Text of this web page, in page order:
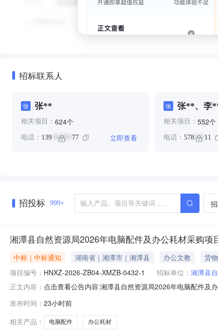
招标联系人
张 张**
相关项目： 624个
电话： 139 ****** 77 立即查看
张 张**、李
相关项目： 552个
电话： 578*** 11
招投标 999+
湘潭县自然资源局2026年电脑配件及办公耗材采购项
中标｜中标通知 湖南省｜湘潭市｜湘潭县 办公文教
货物
项目编号： HNXZ-2026-ZB04-XMZB-0432-1 招标单位： 湘潭县
正文内容： 点击查看公告内容:湘潭县自然资源局2026年电脑配件及
发布时间： 23小时前
相关产品：
电脑配件 办公耗材